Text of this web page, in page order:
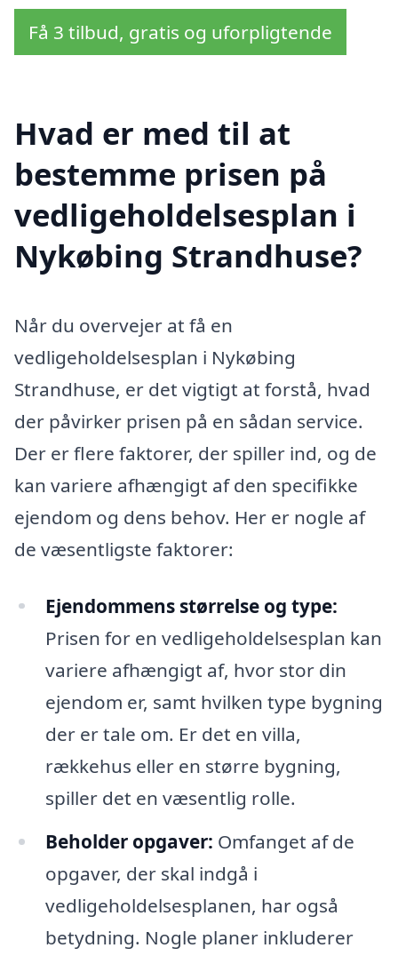
Få 3 tilbud, gratis og uforpligtende
Hvad er med til at
bestemme prisen på
vedligeholdelsesplan i
Nykøbing Strandhuse?
Når du overvejer at få en
vedligeholdelsesplan i Nykøbing
Strandhuse, er det vigtigt at forstå, hvad
der påvirker prisen på en sådan service.
Der er flere faktorer, der spiller ind, og de
kan variere afhængigt af den specifikke
ejendom og dens behov. Her er nogle af
de væsentligste faktorer:
Ejendommens størrelse og type:
Prisen for en vedligeholdelsesplan kan
variere afhængigt af, hvor stor din
ejendom er, samt hvilken type bygning
der er tale om. Er det en villa,
rækkehus eller en større bygning,
spiller det en væsentlig rolle.
Beholder opgaver: Omfanget af de
opgaver, der skal indgå i
vedligeholdelsesplanen, har også
betydning. Nogle planer inkluderer